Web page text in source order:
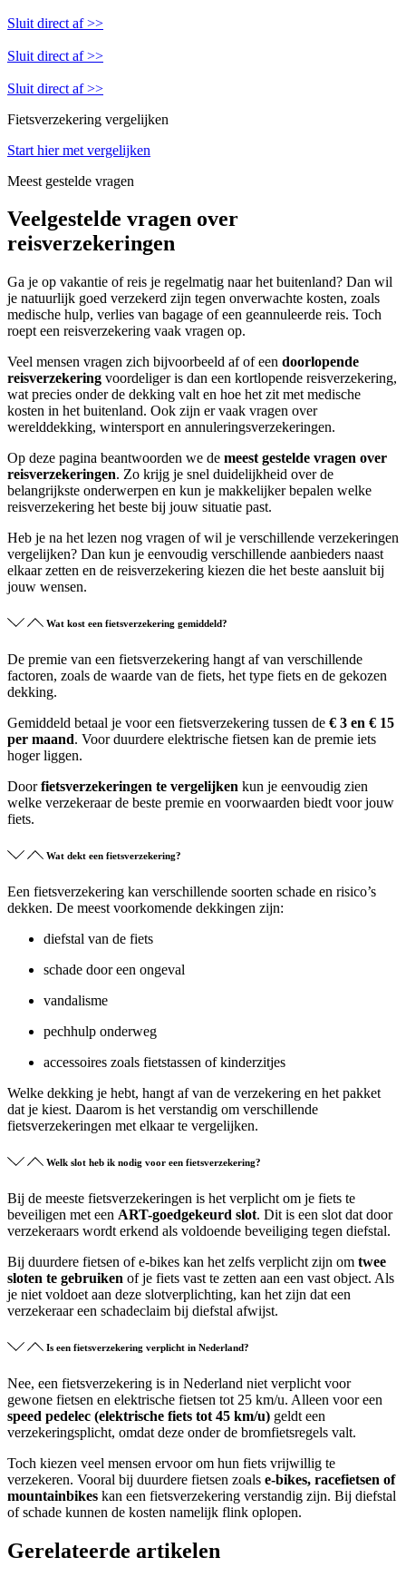
Sluit direct af >>
Sluit direct af >>
Sluit direct af >>
Fietsverzekering vergelijken
Start hier met vergelijken
Meest gestelde vragen
Veelgestelde vragen over
reisverzekeringen
Ga je op vakantie of reis je regelmatig naar het buitenland? Dan wil
je natuurlijk goed verzekerd zijn tegen onverwachte kosten, zoals
medische hulp, verlies van bagage of een geannuleerde reis. Toch
roept een reisverzekering vaak vragen op.
Veel mensen vragen zich bijvoorbeeld af of een doorlopende
reisverzekering voordeliger is dan een kortlopende reisverzekering,
wat precies onder de dekking valt en hoe het zit met medische
kosten in het buitenland. Ook zijn er vaak vragen over
werelddekking, wintersport en annuleringsverzekeringen.
Op deze pagina beantwoorden we de meest gestelde vragen over
reisverzekeringen. Zo krijg je snel duidelijkheid over de
belangrijkste onderwerpen en kun je makkelijker bepalen welke
reisverzekering het beste bij jouw situatie past.
Heb je na het lezen nog vragen of wil je verschillende verzekeringen
vergelijken? Dan kun je eenvoudig verschillende aanbieders naast
elkaar zetten en de reisverzekering kiezen die het beste aansluit bij
jouw wensen.
Wat kost een fietsverzekering gemiddeld?
De premie van een fietsverzekering hangt af van verschillende
factoren, zoals de waarde van de fiets, het type fiets en de gekozen
dekking.
Gemiddeld betaal je voor een fietsverzekering tussen de € 3 en € 15
per maand. Voor duurdere elektrische fietsen kan de premie iets
hoger liggen.
Doorfietsverzekeringen te vergelijken kun je eenvoudig zien
welke verzekeraar de beste premie en voorwaarden biedt voor jouw
fiets.
Wat dekt een fietsverzekering?
Een fietsverzekering kan verschillende soorten schade en risico’s
dekken. De meest voorkomende dekkingen zijn:
diefstal van de fiets
schade door een ongeval
vandalisme
pechhulp onderweg
accessoires zoals fietstassen of kinderzitjes
Welke dekking je hebt, hangt af van de verzekering en het pakket
dat je kiest. Daarom is het verstandig om verschillende
fietsverzekeringen met elkaar te vergelijken.
Welk slot heb ik nodig voor een fietsverzekering?
Bij de meeste fietsverzekeringen is het verplicht om je fiets te
beveiligen met een ART-goedgekeurd slot. Dit is een slot dat door
verzekeraars wordt erkend als voldoende beveiliging tegen diefstal.
Bij duurdere fietsen of e-bikes kan het zelfs verplicht zijn om twee
sloten te gebruiken of je fiets vast te zetten aan een vast object. Als
je niet voldoet aan deze slotverplichting, kan het zijn dat een
verzekeraar een schadeclaim bij diefstal afwijst.
Is een fietsverzekering verplicht in Nederland?
Nee, een fietsverzekering is in Nederland niet verplicht voor
gewone fietsen en elektrische fietsen tot 25 km/u. Alleen voor een
speed pedelec (elektrische fiets tot 45 km/u) geldt een
verzekeringsplicht, omdat deze onder de bromfietsregels valt.
Toch kiezen veel mensen ervoor om hun fiets vrijwillig te
verzekeren. Vooral bij duurdere fietsen zoals e-bikes, racefietsen of
mountainbikes kan een fietsverzekering verstandig zijn. Bij diefstal
of schade kunnen de kosten namelijk flink oplopen.
Gerelateerde artikelen